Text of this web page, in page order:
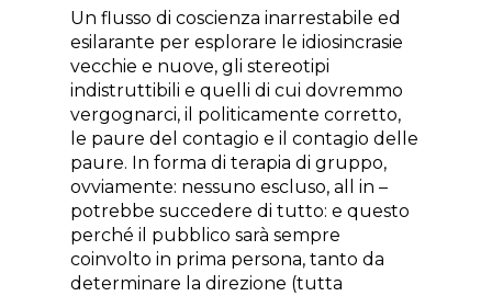
Un flusso di coscienza inarrestabile ed
esilarante per esplorare le idiosincrasie
vecchie e nuove, gli stereotipi
indistruttibili e quelli di cui dovremmo
vergognarci, il politicamente corretto,
le paure del contagio e il contagio delle
paure. In forma di terapia di gruppo,
ovviamente: nessuno escluso, all in –
potrebbe succedere di tutto: e questo
perché il pubblico sarà sempre
coinvolto in prima persona, tanto da
determinare la direzione (tutta